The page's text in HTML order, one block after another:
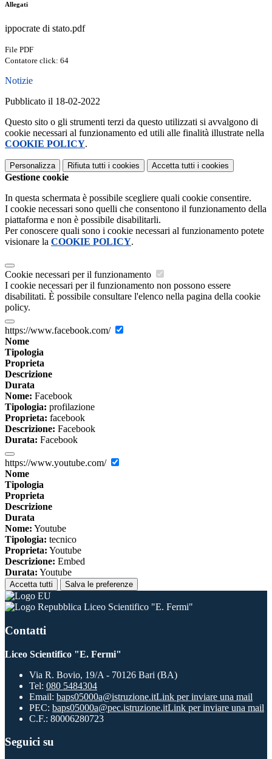
Allegati
ippocrate di stato.pdf
File PDF
Contatore click: 64
Notizie
Pubblicato il 18-02-2022
Questo sito o gli strumenti terzi da questo utilizzati si avvalgono di
cookie necessari al funzionamento ed utili alle finalità illustrate nella
COOKIE POLICY.
Personalizza Rifiuta tutti i cookies Accetta tutti i cookies
Gestione cookie
In questa schermata è possibile scegliere quali cookie consentire.
I cookie necessari sono quelli che consentono il funzionamento della
piattaforma e non è possibile disabilitarli.
Per conoscere quali sono i cookie necessari al funzionamento potete
visionare la COOKIE POLICY.
Cookie necessari per il funzionamento
I cookie necessari per il funzionamento non possono essere
disabilitati. È possibile consultare l'elenco nella pagina della cookie
policy.
https://www.facebook.com/
Nome
Tipologia
Proprieta
Descrizione
Durata
Nome: Facebook
Tipologia: profilazione
Proprieta: facebook
Descrizione: Facebook
Durata: Facebook
https://www.youtube.com/
Nome
Tipologia
Proprieta
Descrizione
Durata
Nome: Youtube
Tipologia: tecnico
Proprieta: Youtube
Descrizione: Embed
Durata: Youtube
Accetta tutti Salva le preferenze
Liceo Scientifico "E. Fermi"
Contatti
Liceo Scientifico "E. Fermi"
Via R. Bovio, 19/A - 70126 Bari (BA)
Tel: 080 5484304
Email: baps05000a@istruzione.itLink per inviare una mail
PEC: baps05000a@pec.istruzione.itLink per inviare una mail
C.F.: 80006280723
Seguici su